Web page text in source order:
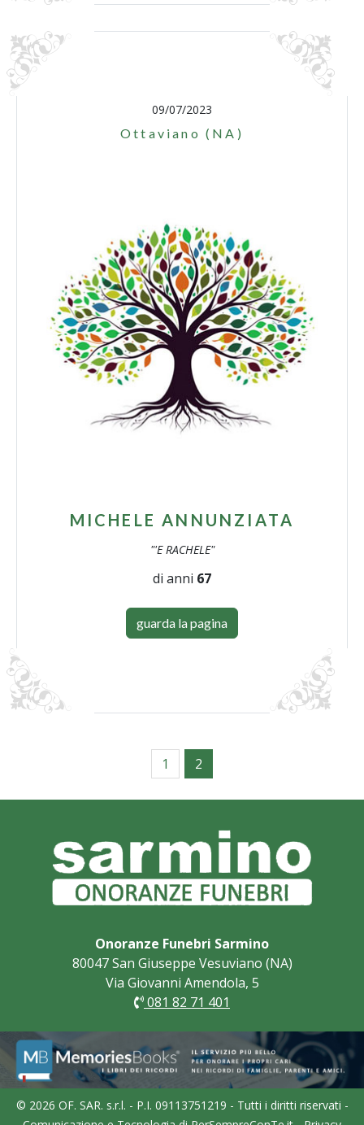
09/07/2023
Ottaviano (NA)
MICHELE ANNUNZIATA
"'E RACHELE"
di anni 67
guarda la pagina
1 2
Onoranze Funebri Sarmino
80047 San Giuseppe Vesuviano (NA)
Via Giovanni Amendola, 5
081 82 71 401
© 2026 OF. SAR. s.r.l. - P.I. 09113751219 - Tutti i diritti riservati -